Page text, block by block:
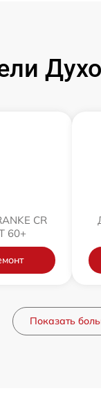
CR
60+
Показать